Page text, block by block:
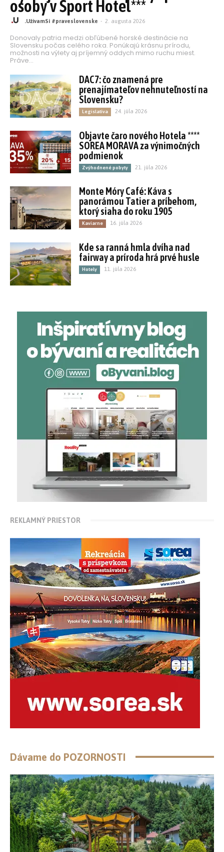
osoby v Šport Hotel***
.UžívamSi #praveslovenske - 2. augusta 2026
Donovaly patria medzi obľúbené horské destinácie na
Slovensku počas celého roka. Ponúkajú krásnu prírodu,
možnosti na výlety aj príjemný oddych mimo ruchu miest.
Práve...
DAC7: čo znamená pre
prenajímateľov nehnuteľností na
Slovensku?
Legislatíva 24. júla 2026
Objavte čaro nového Hotela ****
SOREA MORAVA za výnimočných
podmienok
Zvýhodnené pobyty 21. júla 2026
Monte Móry Café: Káva s
panorámou Tatier a príbehom,
ktorý siaha do roku 1905
Kaviarne 16. júla 2026
Kde sa ranná hmla dvíha nad
fairway a príroda hrá prvé husle
Hotely 11. júla 2026
REKLAMNÝ PRIESTOR
Dávame do POZORNOSTI